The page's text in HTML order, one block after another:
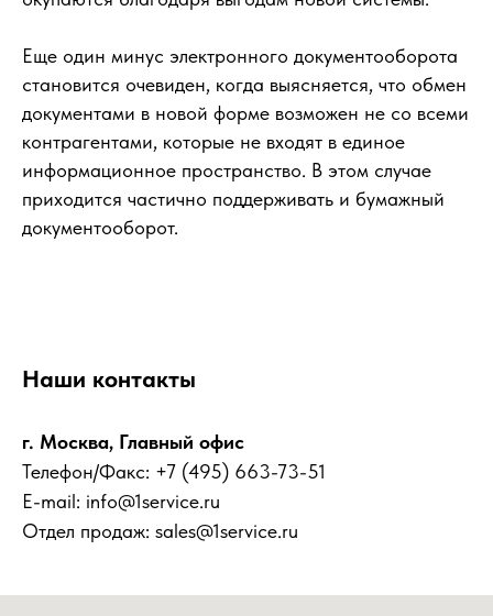
Еще один минус электронного документооборота
становится очевиден, когда выясняется, что обмен
документами в новой форме возможен не со всеми
контрагентами, которые не входят в единое
информационное пространство. В этом случае
приходится частично поддерживать и бумажный
документооборот.
Наши контакты
г. Москва, Главный офис
Телефон/Факс: +7 (495) 663-73-51
E-mail: info@1service.ru
Отдел продаж: sales@1service.ru